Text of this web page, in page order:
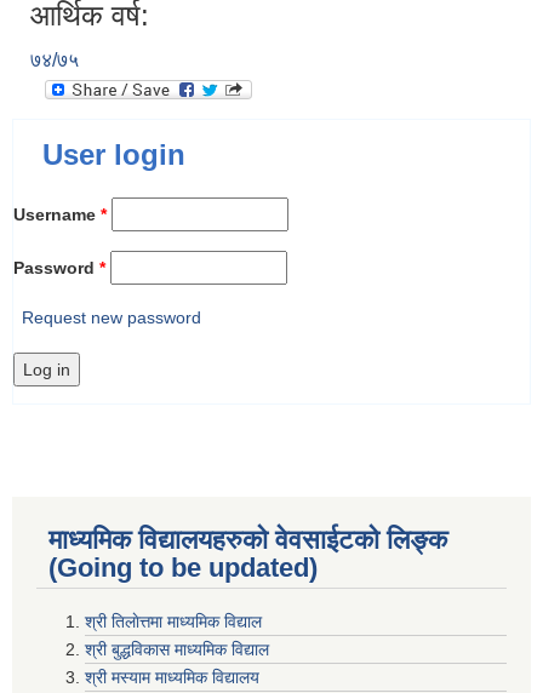
आर्थिक वर्ष:
७४/७५
User login
Username *
Password *
Request new password
माध्यमिक विद्यालयहरुकाे वेवसाईटको लिङ्क
(Going to be updated)
श्री तिलाेत्तमा माध्यमिक विद्याल
श्री बुद्धविकास माध्यमिक विद्याल
श्री मस्याम माध्यमिक विद्यालय